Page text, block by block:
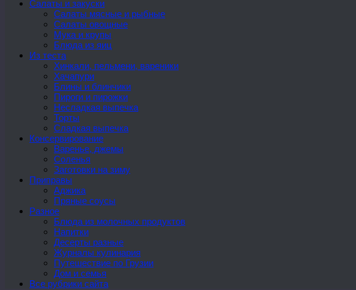
Салаты и закуски
Салаты мясные и рыбные
Салаты овощные
Мука и крупы
Блюда из яиц
Из теста
Хинкали, пельмени, вареники
Хачапури
Блины и блинчики
Пироги и пирожки
Несладкая выпечка
Торты
Сладкая выпечка
Консервирование
Варенье, джемы
Соленья
Заготовки на зиму
Приправы
Аджика
Пряные соусы
Разное
Блюда из молочных продуктов
Напитки
Десерты разные
Журналы кулинария
Путешествие по Грузии
Дом и семья
Все рубрики сайта